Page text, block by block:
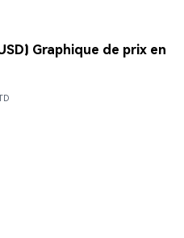
Graphique de prix en